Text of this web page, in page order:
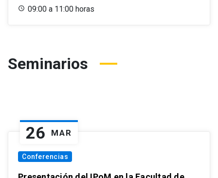
09:00 a 11:00 horas
Seminarios
26 MAR
Conferencias